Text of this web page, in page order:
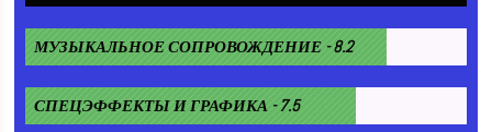
МУЗЫКАЛЬНОЕ СОПРОВОЖДЕНИЕ - 8.2
СПЕЦЭФФЕКТЫ И ГРАФИКА - 7.5